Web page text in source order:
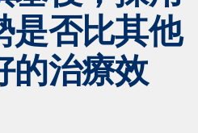
是否比其他
的治療效